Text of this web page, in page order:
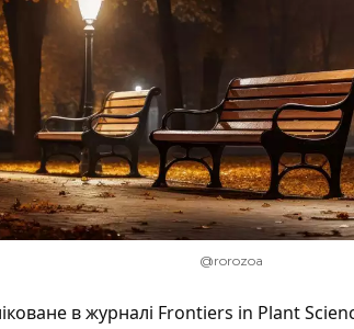
@rorozoa
в журналі Frontiers in Plant